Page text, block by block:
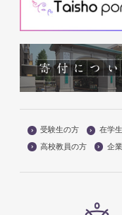
受験生の方 在学
高校教員の方
企